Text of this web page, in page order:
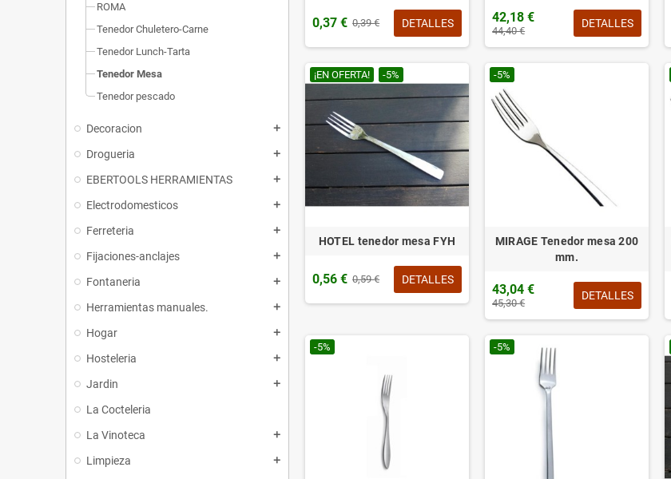
ROMA
Tenedor Chuletero-Carne
Tenedor Lunch-Tarta
Tenedor Mesa
Tenedor pescado
Decoracion add
Drogueria add
EBERTOOLS HERRAMIENTAS add
Electrodomesticos add
Ferreteria add
Fijaciones-anclajes add
Fontaneria add
Herramientas manuales. add
Hogar add
Hosteleria add
Jardin add
La Cocteleria
La Vinoteca
add
Limpieza add
0,37 € 0,39 € DETALLES 42,18 €
44,40 €
DETALLES
¡EN OFERTA! -5%
HOTEL tenedor mesa FYH
0,56 € 0,59 € DETALLES
-5%
MIRAGE Tenedor mesa 200
mm.
43,04 €
45,30 €
DETALLES
-5% -5%